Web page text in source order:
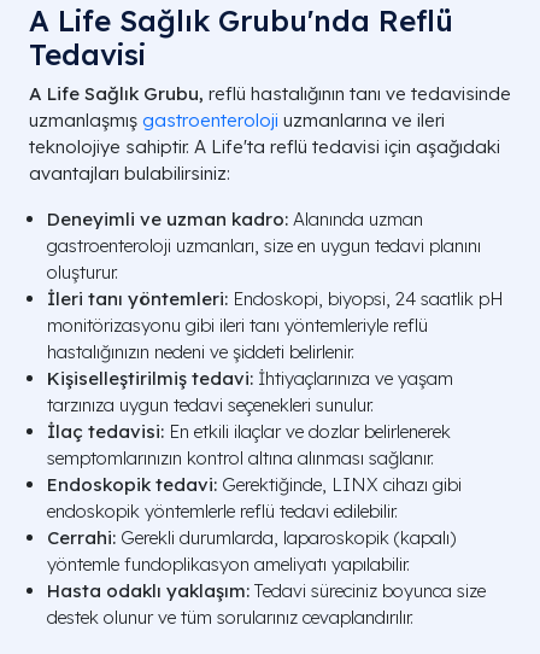
A Life Sağlık Grubu'nda Reflü
Tedavisi
A Life Sağlık Grubu, reflü hastalığının tanı ve tedavisinde
uzmanlaşmış gastroenteroloji uzmanlarına ve ileri
teknolojiye sahiptir. A Life'ta reflü tedavisi için aşağıdaki
avantajları bulabilirsiniz:
Deneyimli ve uzman kadro: Alanında uzman
gastroenteroloji uzmanları, size en uygun tedavi planını
oluşturur.
İleri tanı yöntemleri: Endoskopi, biyopsi, 24 saatlik pH
monitörizasyonu gibi ileri tanı yöntemleriyle reflü
hastalığınızın nedeni ve şiddeti belirlenir.
Kişiselleştirilmiş tedavi: İhtiyaçlarınıza ve yaşam
tarzınıza uygun tedavi seçenekleri sunulur.
İlaç tedavisi: En etkili ilaçlar ve dozlar belirlenerek
semptomlarınızın kontrol altına alınması sağlanır.
Endoskopik tedavi: Gerektiğinde, LINX cihazı gibi
endoskopik yöntemlerle reflü tedavi edilebilir.
Cerrahi: Gerekli durumlarda, laparoskopik (kapalı)
yöntemle fundoplikasyon ameliyatı yapılabilir.
Hasta odaklı yaklaşım: Tedavi süreciniz boyunca size
destek olunur ve tüm sorularınız cevaplandırılır.